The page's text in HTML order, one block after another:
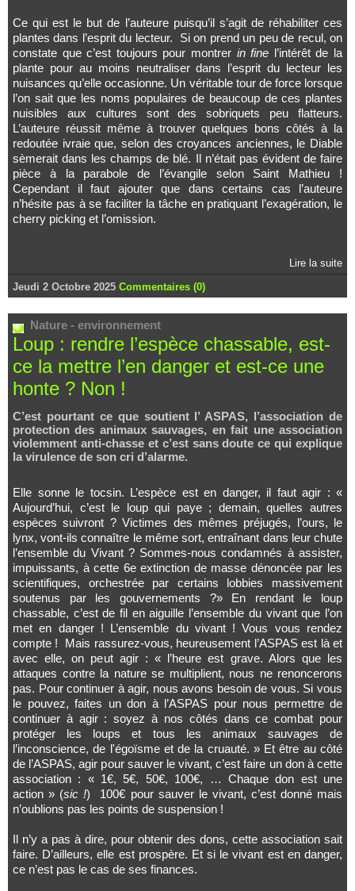
Ce qui est le but de l’auteure puisqu’il s’agit de réhabiliter ces
plantes dans l’esprit du lecteur. Si on prend un peu de recul, on
constate que c’est toujours pour montrer in fine l’intérêt de la
plante pour au moins neutraliser dans l’esprit du lecteur les
nuisances qu’elle occasionne. Un véritable tour de force lorsque
l’on sait que les noms populaires de beaucoup de ces plantes
nuisibles aux cultures sont des sobriquets peu flatteurs.
L’auteure réussit même à trouver quelques bons côtés à la
redoutée ivraie que, selon des croyances anciennes, le Diable
sèmerait dans les champs de blé. Il n’était pas évident de faire
pièce à la parabole de l’évangile selon Saint Mathieu !
Cependant il faut ajouter que dans certains cas l’auteure
n’hésite pas à se faciliter la tâche en pratiquant l’exagération, le
cherry picking et l’omission.
Lire la suite
Jeudi 2 Octobre 2025 Commentaires (0)
Nature - environnement
Loup : rendre l’espèce chassable, est-
ce la mettre l’en danger et est-ce une
honte ? Non !
C’est pourtant ce que soutient l’ ASPAS, l’association de
protection des animaux sauvages, en fait une association
violemment anti-chasse et c’est sans doute ce qui explique
la virulence de son cri d’alarme.
Elle sonne le tocsin. L’espèce est en danger, il faut agir : «
Aujourd’hui, c’est le loup qui paye ; demain, quelles autres
espèces suivront ? Victimes des mêmes préjugés, l’ours, le
lynx, vont-ils connaître le même sort, entraînant dans leur chute
l’ensemble du Vivant ? Sommes-nous condamnés à assister,
impuissants, à cette 6e extinction de masse dénoncée par les
scientifiques, orchestrée par certains lobbies massivement
soutenus par les gouvernements ?» En rendant le loup
chassable, c’est de fil en aiguille l’ensemble du vivant que l’on
met en danger ! L’ensemble du vivant ! Vous vous rendez
compte ! Mais rassurez-vous, heureusement l’ASPAS est là et
avec elle, on peut agir : « l’heure est grave. Alors que les
attaques contre la nature se multiplient, nous ne renoncerons
pas. Pour continuer à agir, nous avons besoin de vous. Si vous
le pouvez, faites un don à l’ASPAS pour nous permettre de
continuer à agir : soyez à nos côtés dans ce combat pour
protéger les loups et tous les animaux sauvages de
l’inconscience, de l'égoïsme et de la cruauté. » Et être au côté
de l’ASPAS, agir pour sauver le vivant, c’est faire un don à cette
association : « 1€, 5€, 50€, 100€, … Chaque don est une
action » (sic !) 100€ pour sauver le vivant, c’est donné mais
n’oublions pas les points de suspension !
Il n’y a pas à dire, pour obtenir des dons, cette association sait
faire. D’ailleurs, elle est prospère. Et si le vivant est en danger,
ce n’est pas le cas de ses finances.